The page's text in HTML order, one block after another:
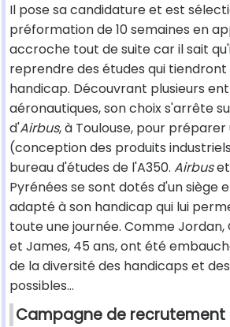
Il pose sa candidature et est
préformation de 10 semaines en
accroche tout de suite car il sait
reprendre des études qui
handicap. Découvrant plusieurs
aéronautiques, son choix s'arrête
d'Airbus, à Toulouse, pour préparer
(conception des produits
bureau d'études de l'A350. Airbuset
Pyrénées se sont dotés d'un siège
adapté à son handicap qui lui
toute une journée. Comme Jordan,
et James, 45 ans, ont été
de la diversité des handicaps et
possibles…
Campagne de recrutement